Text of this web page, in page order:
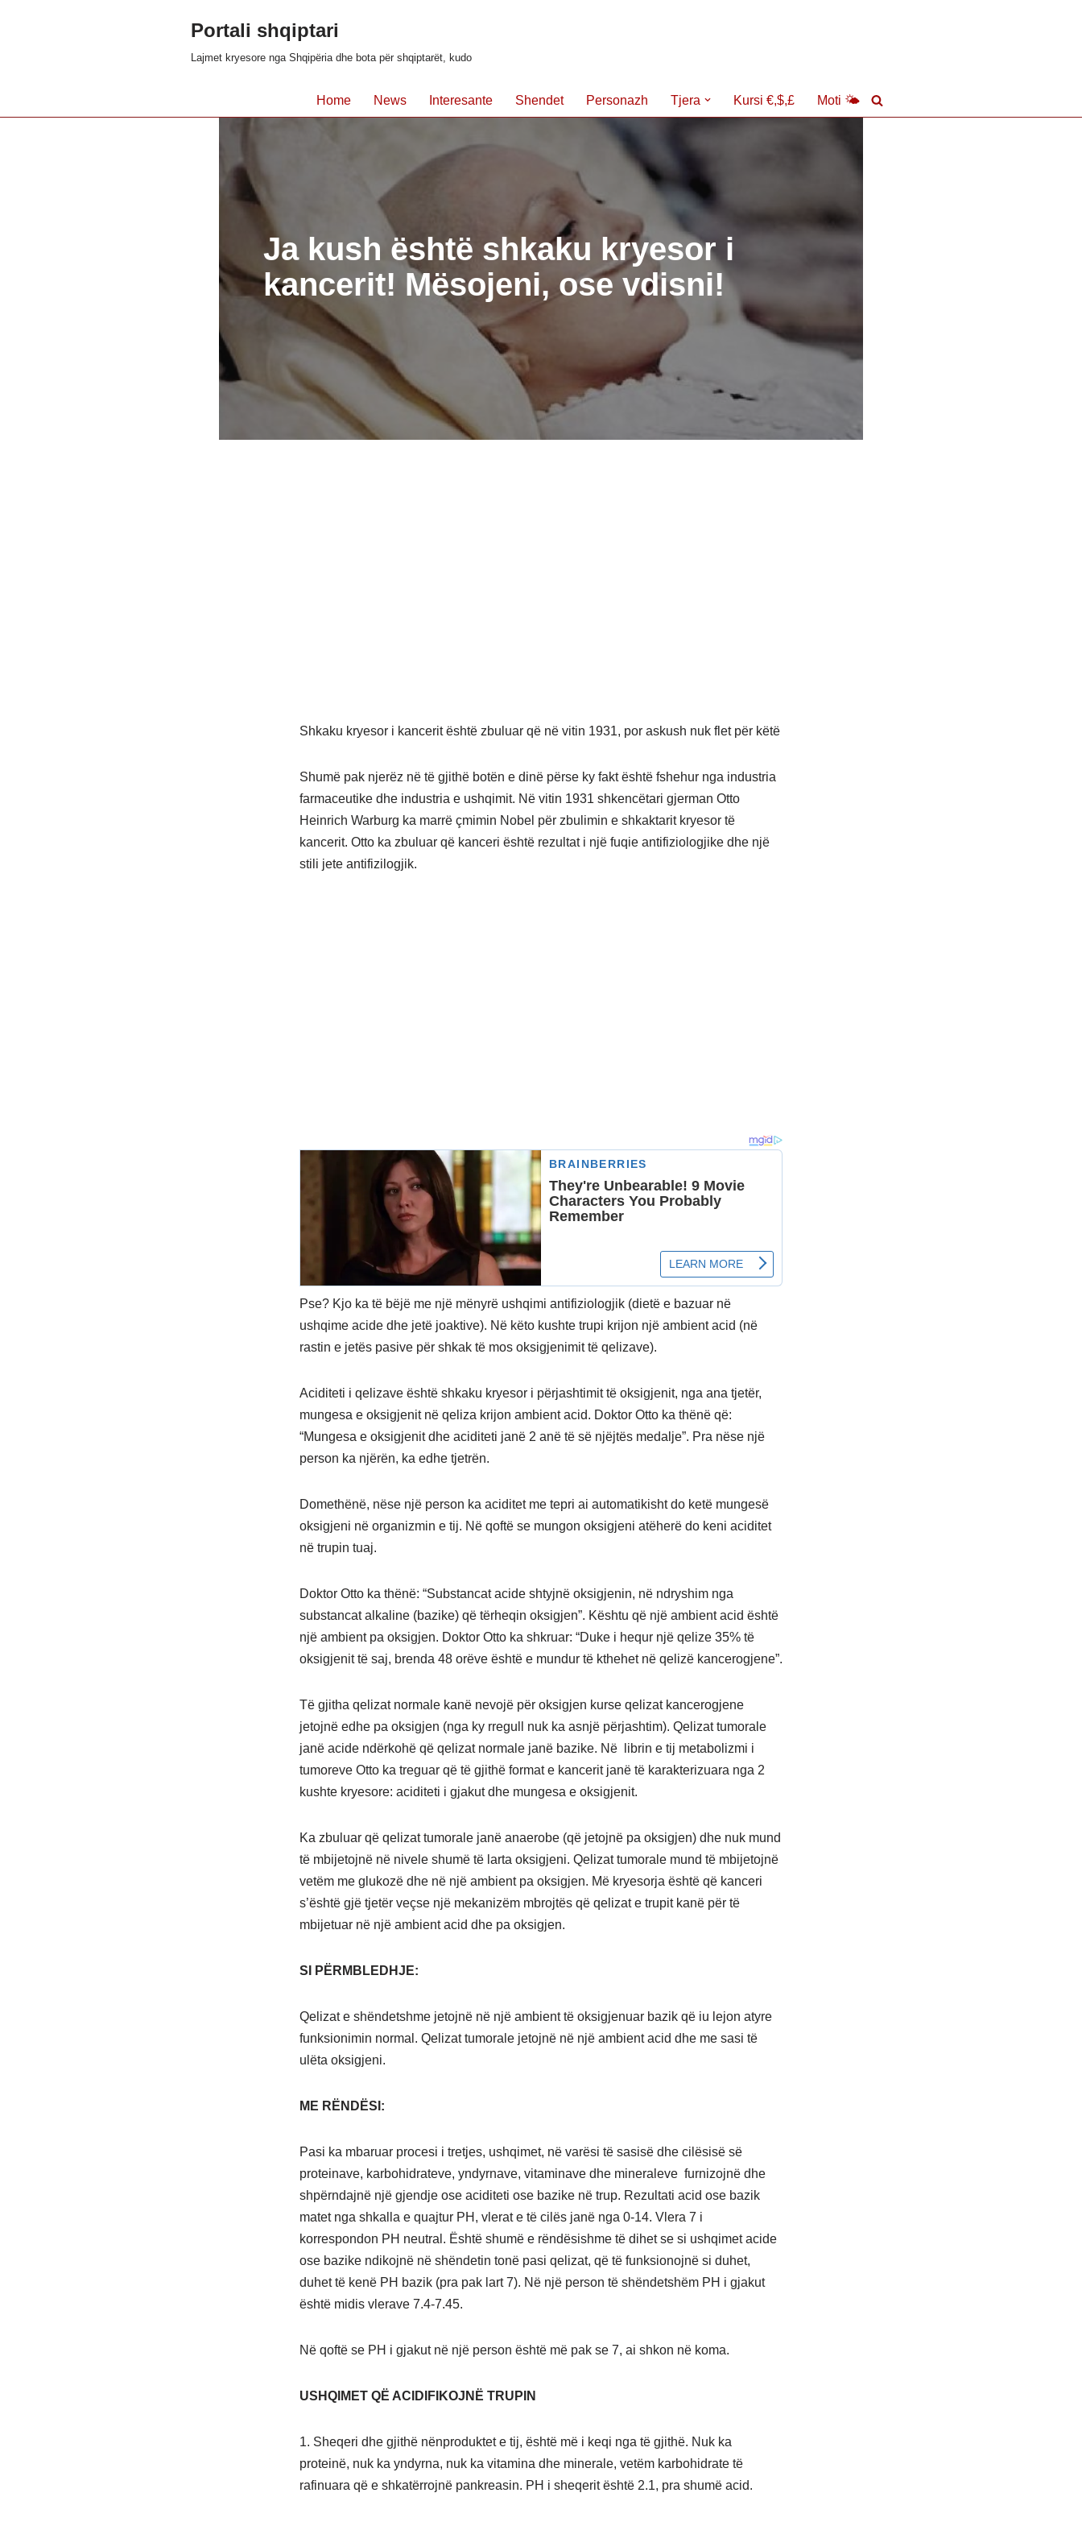
Portali shqiptari
Lajmet kryesore nga Shqipëria dhe bota për shqiptarët, kudo
Home News Interesante Shendet Personazh Tjera Kursi €,$,£ Moti 🌤
Ja kush është shkaku kryesor i
kancerit! Mësojeni, ose vdisni!
Shkaku kryesor i kancerit është zbuluar që në vitin 1931, por askush nuk flet për këtë
Shumë pak njerëz në të gjithë botën e dinë përse ky fakt është fshehur nga industria
farmaceutike dhe industria e ushqimit. Në vitin 1931 shkencëtari gjerman Otto
Heinrich Warburg ka marrë çmimin Nobel për zbulimin e shkaktarit kryesor të
kancerit. Otto ka zbuluar që kanceri është rezultat i një fuqie antifiziologjike dhe një
stili jete antifizilogjik.
Pse? Kjo ka të bëjë me një mënyrë ushqimi antifiziologjik (dietë e bazuar në
ushqime acide dhe jetë joaktive). Në këto kushte trupi krijon një ambient acid (në
rastin e jetës pasive për shkak të mos oksigjenimit të qelizave).
Aciditeti i qelizave është shkaku kryesor i përjashtimit të oksigjenit, nga ana tjetër,
mungesa e oksigjenit në qeliza krijon ambient acid. Doktor Otto ka thënë që:
“Mungesa e oksigjenit dhe aciditeti janë 2 anë të së njëjtës medalje”. Pra nëse një
person ka njërën, ka edhe tjetrën.
Domethënë, nëse një person ka aciditet me tepri ai automatikisht do ketë mungesë
oksigjeni në organizmin e tij. Në qoftë se mungon oksigjeni atëherë do keni aciditet
në trupin tuaj.
Doktor Otto ka thënë: “Substancat acide shtyjnë oksigjenin, në ndryshim nga
substancat alkaline (bazike) që tërheqin oksigjen”. Kështu që një ambient acid është
një ambient pa oksigjen. Doktor Otto ka shkruar: “Duke i hequr një qelize 35% të
oksigjenit të saj, brenda 48 orëve është e mundur të kthehet në qelizë kancerogjene”.
Të gjitha qelizat normale kanë nevojë për oksigjen kurse qelizat kancerogjene
jetojnë edhe pa oksigjen (nga ky rregull nuk ka asnjë përjashtim). Qelizat tumorale
janë acide ndërkohë që qelizat normale janë bazike. Në librin e tij metabolizmi i
tumoreve Otto ka treguar që të gjithë format e kancerit janë të karakterizuara nga 2
kushte kryesore: aciditeti i gjakut dhe mungesa e oksigjenit.
Ka zbuluar që qelizat tumorale janë anaerobe (që jetojnë pa oksigjen) dhe nuk mund
të mbijetojnë në nivele shumë të larta oksigjeni. Qelizat tumorale mund të mbijetojnë
vetëm me glukozë dhe në një ambient pa oksigjen. Më kryesorja është që kanceri
s’është gjë tjetër veçse një mekanizëm mbrojtës që qelizat e trupit kanë për të
mbijetuar në një ambient acid dhe pa oksigjen.
SI PËRMBLEDHJE:
Qelizat e shëndetshme jetojnë në një ambient të oksigjenuar bazik që iu lejon atyre
funksionimin normal. Qelizat tumorale jetojnë në një ambient acid dhe me sasi të
ulëta oksigjeni.
ME RËNDËSI:
Pasi ka mbaruar procesi i tretjes, ushqimet, në varësi të sasisë dhe cilësisë së
proteinave, karbohidrateve, yndyrnave, vitaminave dhe mineraleve furnizojnë dhe
shpërndajnë një gjendje ose aciditeti ose bazike në trup. Rezultati acid ose bazik
matet nga shkalla e quajtur PH, vlerat e të cilës janë nga 0-14. Vlera 7 i
korrespondon PH neutral. Është shumë e rëndësishme të dihet se si ushqimet acide
ose bazike ndikojnë në shëndetin tonë pasi qelizat, që të funksionojnë si duhet,
duhet të kenë PH bazik (pra pak lart 7). Në një person të shëndetshëm PH i gjakut
është midis vlerave 7.4-7.45.
Në qoftë se PH i gjakut në një person është më pak se 7, ai shkon në koma.
USHQIMET QË ACIDIFIKOJNË TRUPIN
1. Sheqeri dhe gjithë nënproduktet e tij, është më i keqi nga të gjithë. Nuk ka
proteinë, nuk ka yndyrna, nuk ka vitamina dhe minerale, vetëm karbohidrate të
rafinuara që e shkatërrojnë pankreasin. PH i sheqerit është 2.1, pra shumë acid.